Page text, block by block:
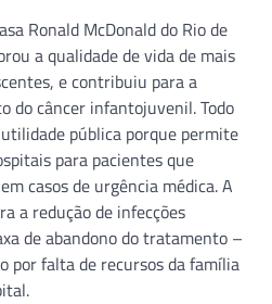
Ronald McDonald do Rio de
a qualidade de vida de mais
e contribuiu para a
do câncer infantojuvenil. Todo
pública porque permite
para pacientes que
casos de urgência médica. A
a redução de infecções
de abandono do tratamento –
por falta de recursos da famí­lia